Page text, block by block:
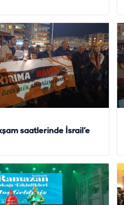
saatlerinde İsrail’e